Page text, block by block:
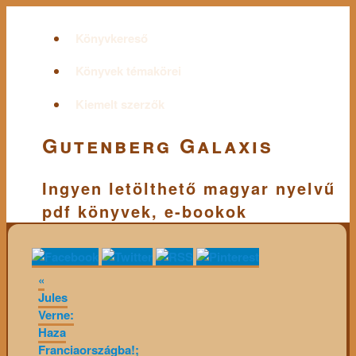
Könyvkereső
Könyvek témakörei
Kiemelt szerzők
Gutenberg Galaxis
Ingyen letölthető magyar nyelvű
pdf könyvek, e-bookok
«
Jules
Verne:
Haza
Franciaországba!;